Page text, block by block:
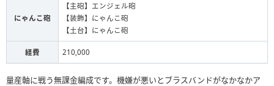
にゃんこ砲
【主砲】エンジェル砲
【装飾】にゃんこ砲
【土台】にゃんこ砲
経費 210,000
量産軸に戦う無課金編成です。機嫌が悪いとブラスバンドがなかなかア